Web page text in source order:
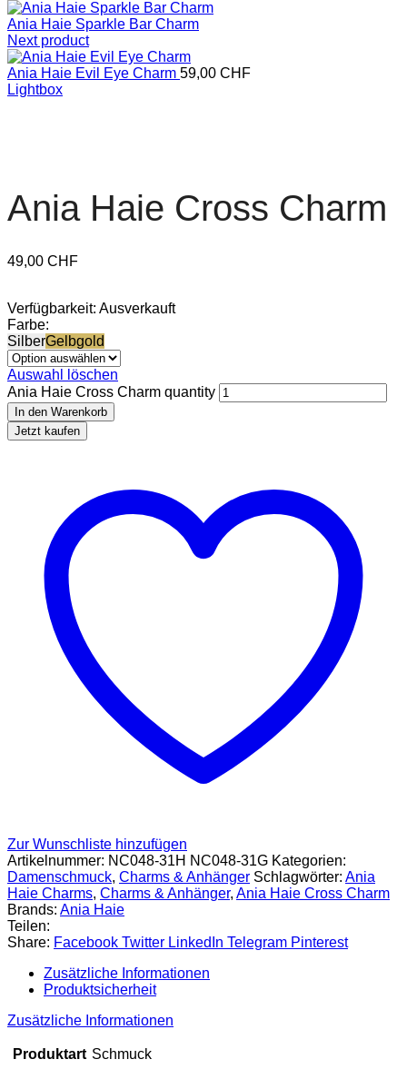
Ania Haie Sparkle Bar Charm
Next product
Ania Haie Evil Eye Charm 59,00 CHF
Lightbox
Ania Haie Cross Charm
49,00 CHF
Verfügbarkeit: Ausverkauft
Farbe:
SilberGelbgold
Auswahl löschen
Ania Haie Cross Charm quantity
In den Warenkorb
Jetzt kaufen
Zur Wunschliste hinzufügen
Artikelnummer: NC048-31H NC048-31G Kategorien:
Damenschmuck, Charms & Anhänger Schlagwörter: Ania
Haie Charms, Charms & Anhänger, Ania Haie Cross Charm
Brands: Ania Haie
Teilen:
Share: Facebook Twitter LinkedIn Telegram Pinterest
Zusätzliche Informationen
Produktsicherheit
Zusätzliche Informationen
Produktart Schmuck